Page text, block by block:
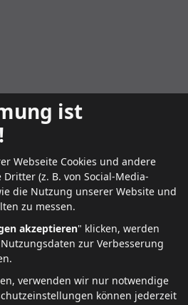
ist
Webseite Cookies und andere
(z. B. von Social-Media-
die Nutzung unserer Website und
zu messen.
akzeptieren" klicken, werden
zur Verbesserung
verwenden wir nur notwendige
können jederzeit